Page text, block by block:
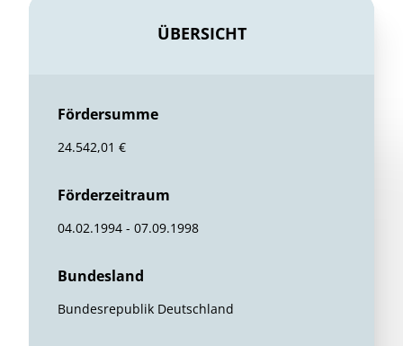
ÜBERSICHT
Fördersumme
24.542,01 €
Förderzeitraum
04.02.1994 - 07.09.1998
Bundesland
Bundesrepublik Deutschland